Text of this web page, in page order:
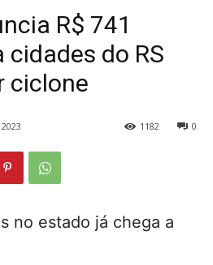
R$ 741
cidades do RS
ciclone
0
1182
no estado já chega a